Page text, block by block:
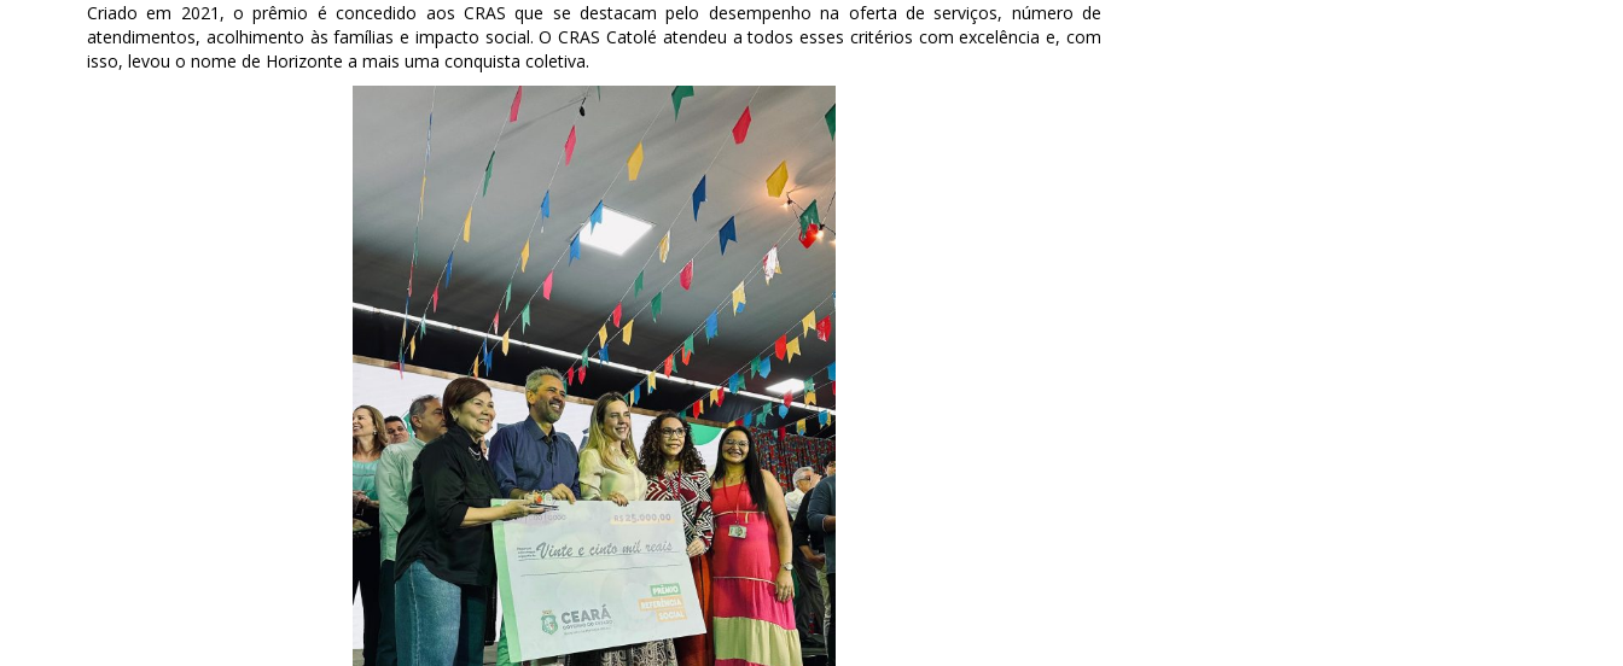
Criado em 2021, o prêmio é concedido aos CRAS que se destacam pelo desempenho na oferta de serviços, número de
atendimentos, acolhimento às famílias e impacto social. O CRAS Catolé atendeu a todos esses critérios com excelência e, com
isso, levou o nome de Horizonte a mais uma conquista coletiva.